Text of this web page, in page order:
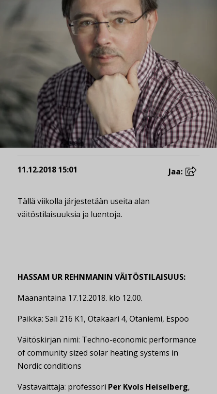
11.12.2018 15:01 Jaa:
Tällä viikolla järjestetään useita alan
väitöstilaisuuksia ja luentoja.
HASSAM UR REHNMANIN VÄITÖSTILAISUUS:
Maanantaina 17.12.2018. klo 12.00.
Paikka: Sali 216 K1, Otakaari 4, Otaniemi, Espoo
Väitöskirjan nimi: Techno-economic performance
of community sized solar heating systems in
Nordic conditions
Vastaväittäjä: professori Per Kvols Heiselberg,